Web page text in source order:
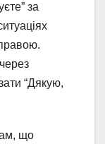
за
“Дякую,
що